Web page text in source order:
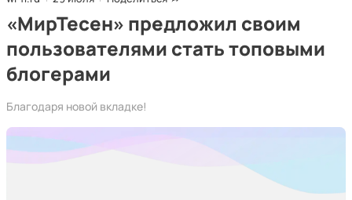
«МирТесен» предложил своим
пользователями стать топовыми
блогерами
Благодаря новой вкладке!